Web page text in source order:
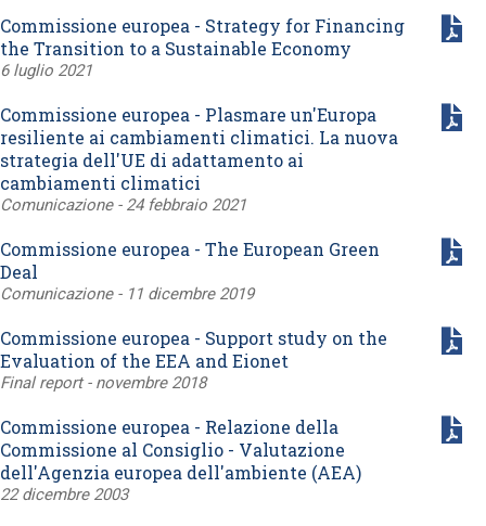
Commissione europea - Strategy for Financing
the Transition to a Sustainable Economy
6 luglio 2021
Commissione europea - Plasmare un'Europa
resiliente ai cambiamenti climatici. La nuova
strategia dell'UE di adattamento ai
cambiamenti climatici
Comunicazione - 24 febbraio 2021
Commissione europea - The European Green
Deal
Comunicazione - 11 dicembre 2019
Commissione europea - Support study on the
Evaluation of the EEA and Eionet
Final report - novembre 2018
Commissione europea - Relazione della
Commissione al Consiglio - Valutazione
dell'Agenzia europea dell'ambiente (AEA)
22 dicembre 2003